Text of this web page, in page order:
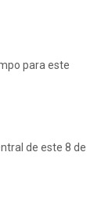
para este
de este 8 de